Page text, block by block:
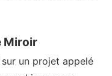
Miroir
un projet appelé